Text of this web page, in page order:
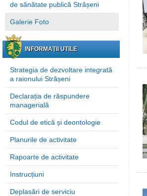
de sănătate publică Strășeni
Galerie Foto
INFORMAȚII UTILE
Strategia de dezvoltare integrată
a raionului Strășeni
Declarația de răspundere
managerială
Codul de etică și deontologie
Planurile de activitate
Rapoarte de activitate
Instrucțiuni
Deplasări de serviciu